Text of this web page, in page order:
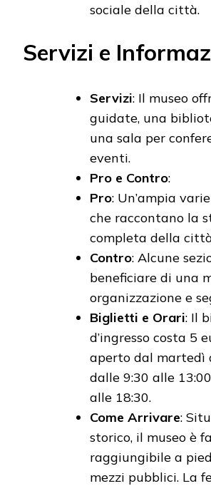
sociale della città.
Servizi e
Servizi: Il museo
guidate, una
una sala per
eventi.
Pro e Contro:
Pro: Un’ampia
che raccontano la
completa della
Contro: Alcune
beneficiare di una
organizzazione e
Biglietti e Orari: Il
d’ingresso costa 5
aperto dal martedì
dalle 9:30 alle
alle 18:30.
Come Arrivare:
storico, il museo è
raggiungibile a
mezzi pubblici. La